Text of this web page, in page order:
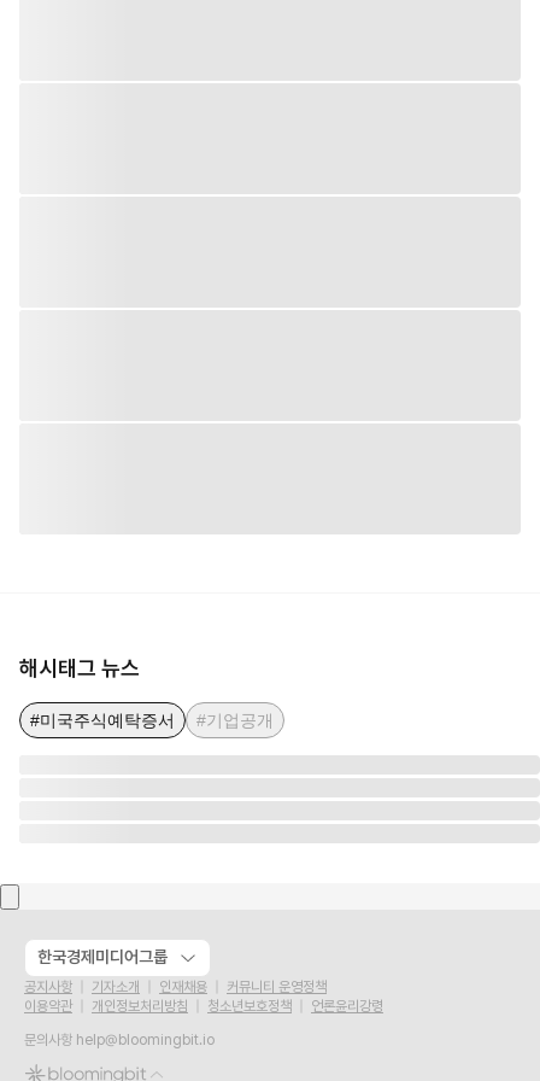
해시태그 뉴스
#미국주식예탁증서 #기업공개
한국경제미디어그룹
공지사항 기자소개 인재채용
커뮤니티 운영정책
이용약관
개인정보처리방침 청소년보호정책
언론윤리강령
문의사항 help@bloomingbit.io